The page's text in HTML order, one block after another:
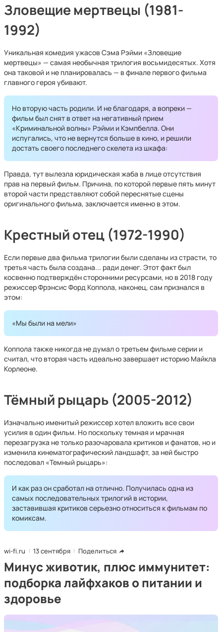
Зловещие мертвецы (1981-
1992)
Уникальная комедия ужасов Сэма Рэйми «Зловещие
мертвецы» — самая необычная трилогия восьмидесятых. Хотя
она таковой и не планировалась — в финале первого фильма
главного героя убивают.
Но вторую часть родили. И не благодаря, а вопреки —
фильм был снят в ответ на негативный прием
«Криминальной волны» Рэйми и Кэмпбелла. Они
испугались, что не вернутся больше в кино, и решили
достать своего последнего скелета из шкафа:
Правда, тут вылезла юридическая жаба в лице отсутствия
прав на первый фильм. Причина, по которой первые пять минут
второй части представляют собой переснятые сцены
оригинального фильма, заключается именно в этом.
Крестный отец (1972-1990)
Если первые два фильма трилогии были сделаны из страсти, то
третья часть была создана... ради денег. Этот факт был
косвенно подтверждён сторонними ресурсами, но в 2018 году
режиссер Фрэнсис Форд Коппола, наконец, сам признался в
этом:
«Мы были на мели»
Коппола также никогда не думал о третьем фильме серии и
считал, что вторая часть идеально завершает историю Майкла
Корлеоне.
Тёмный рыцарь (2005-2012)
Изначально именитый режиссер хотел вложить все свои
усилия в один фильм. Но поскольку темная и мрачная
перезагрузка не только разочаровала критиков и фанатов, но и
изменила кинематографический ландшафт, за ней быстро
последовал «Темный рыцарь»:
И как раз он сработал на отлично. Получилась одна из
самых последовательных трилогий в истории,
заставившая критиков серьезно относиться к фильмам по
комиксам.
wi-fi.ru 13 сентября Поделиться
Минус животик, плюс иммунитет:
подборка лайфхаков о питании и
здоровье